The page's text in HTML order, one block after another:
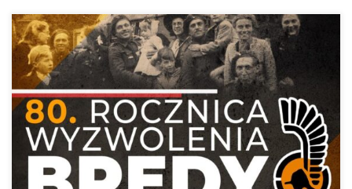
Breda 26 oktober 15:00